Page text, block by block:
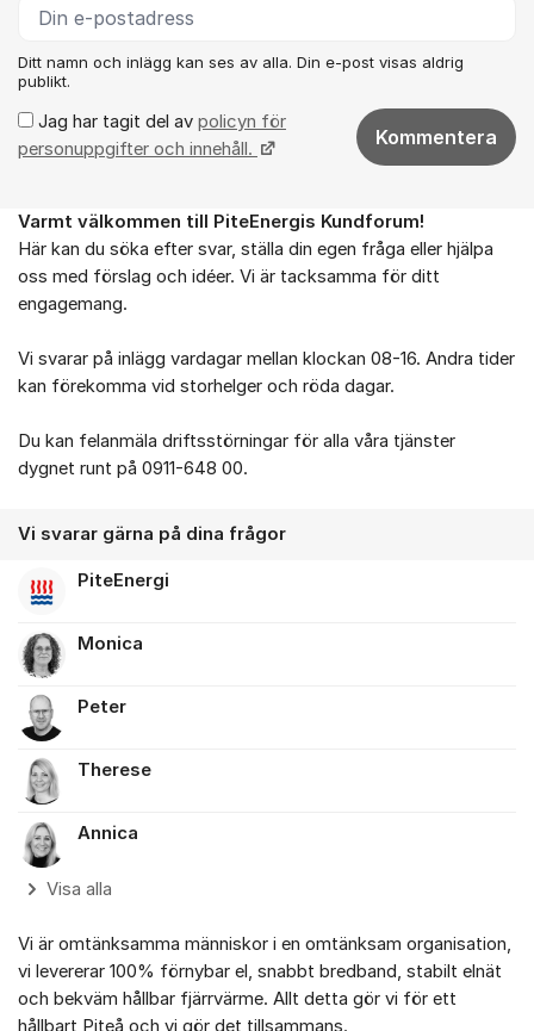
Ditt namn och inlägg kan ses av alla. Din e-post visas aldrig
publikt.
Jag har tagit del av policyn för
personuppgifter och innehåll.
Kommentera
Om forumet
Varmt välkommen till PiteEnergis Kundforum!
Här kan du söka efter svar, ställa din egen fråga eller hjälpa
oss med förslag och idéer. Vi är tacksamma för ditt
engagemang.
Vi svarar på inlägg vardagar mellan klockan 08-16. Andra tider
kan förekomma vid storhelger och röda dagar.
Du kan felanmäla driftsstörningar för alla våra tjänster
dygnet runt på 0911-648 00.
Vi svarar gärna på dina frågor
PiteEnergi
Monica
Peter
Therese
Annica
Visa alla
Vi är omtänksamma människor i en omtänksam organisation,
vi levererar 100% förnybar el, snabbt bredband, stabilt elnät
och bekväm hållbar fjärrvärme. Allt detta gör vi för ett
hållbart Piteå och vi gör det tillsammans.